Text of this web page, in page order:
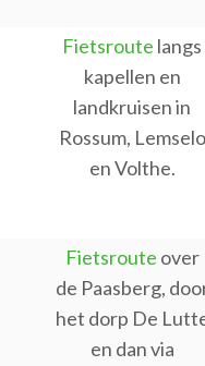
Fietsroute langs
kapellen en
landkruisen in
Rossum, Lemselo
en Volthe.
Fietsroute over
de Paasberg,
het dorp De
en dan via